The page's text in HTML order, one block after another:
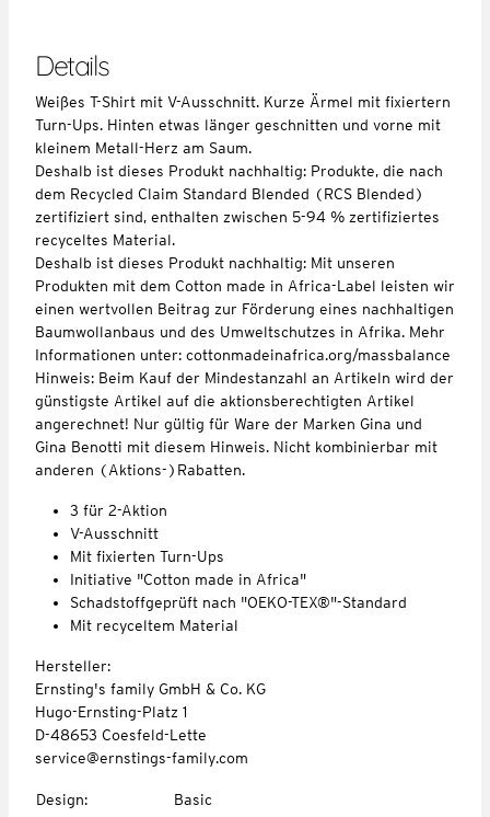
Details
Weißes T-Shirt mit V-Ausschnitt. Kurze Ärmel mit fixiertern
Turn-Ups. Hinten etwas länger geschnitten und vorne mit
kleinem Metall-Herz am Saum.
Deshalb ist dieses Produkt nachhaltig: Produkte, die nach
dem Recycled Claim Standard Blended (RCS Blended)
zertifiziert sind, enthalten zwischen 5-94 % zertifiziertes
recyceltes Material.
Deshalb ist dieses Produkt nachhaltig: Mit unseren
Produkten mit dem Cotton made in Africa-Label leisten wir
einen wertvollen Beitrag zur Förderung eines nachhaltigen
Baumwollanbaus und des Umweltschutzes in Afrika. Mehr
Informationen unter: cottonmadeinafrica.org/massbalance
Hinweis: Beim Kauf der Mindestanzahl an Artikeln wird der
günstigste Artikel auf die aktionsberechtigten Artikel
angerechnet! Nur gültig für Ware der Marken Gina und
Gina Benotti mit diesem Hinweis. Nicht kombinierbar mit
anderen (Aktions-)Rabatten.
3 für 2-Aktion
V-Ausschnitt
Mit fixierten Turn-Ups
Initiative "Cotton made in Africa"
Schadstoffgeprüft nach "OEKO-TEX®"-Standard
Mit recyceltem Material
Hersteller:
Ernsting's family GmbH & Co. KG
Hugo-Ernsting-Platz 1
D-48653 Coesfeld-Lette
service@ernstings-family.com
Design:
Basic